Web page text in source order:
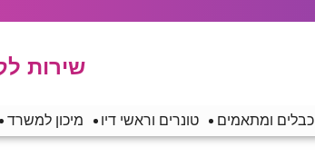
שירות
כבלים ומתאמים טונרים וראשי דיו מיכון למשרד